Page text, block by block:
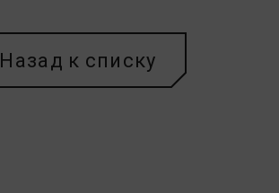
Назад к списку